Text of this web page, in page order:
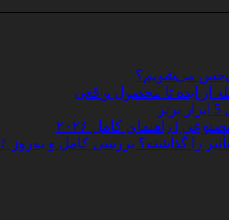
بی‌حس می‌شویم؟
| راهنمای کامل ۲۰۲۶
گذاشته؟ بررسی کامل و به‌روز ۲۰۲۶